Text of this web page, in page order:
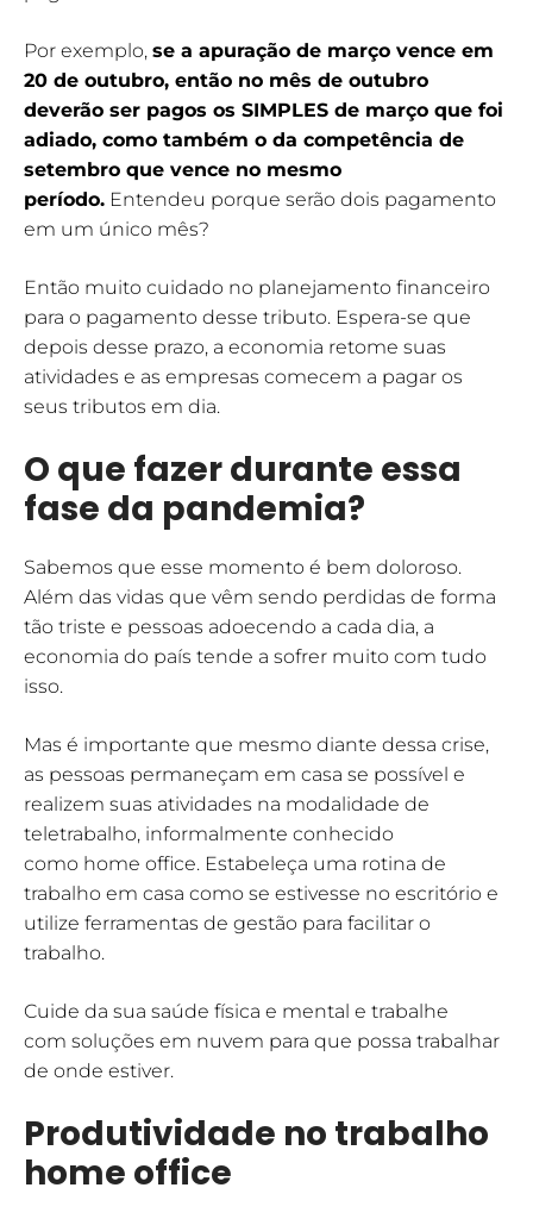
Por exemplo, se a apuração de março vence em
20 de outubro, então no mês de outubro
deverão ser pagos os SIMPLES de março que foi
adiado, como também o da competência de
setembro que vence no mesmo
período. Entendeu porque serão dois pagamento
em um único mês?
Então muito cuidado no planejamento financeiro
para o pagamento desse tributo. Espera-se que
depois desse prazo, a economia retome suas
atividades e as empresas comecem a pagar os
seus tributos em dia.
O que fazer durante essa
fase da pandemia?
Sabemos que esse momento é bem doloroso.
Além das vidas que vêm sendo perdidas de forma
tão triste e pessoas adoecendo a cada dia, a
economia do país tende a sofrer muito com tudo
isso.
Mas é importante que mesmo diante dessa crise,
as pessoas permaneçam em casa se possível e
realizem suas atividades na modalidade de
teletrabalho, informalmente conhecido
como home office. Estabeleça uma rotina de
trabalho em casa como se estivesse no escritório e
utilize ferramentas de gestão para facilitar o
trabalho.
Cuide da sua saúde física e mental e trabalhe
com soluções em nuvem para que possa trabalhar
de onde estiver.
Produtividade no trabalho
home office